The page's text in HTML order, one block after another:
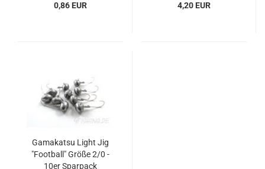
0,86 EUR 4,20 EUR
Gamakatsu Light Jig
"Football" Größe 2/0 -
10er Sparpack